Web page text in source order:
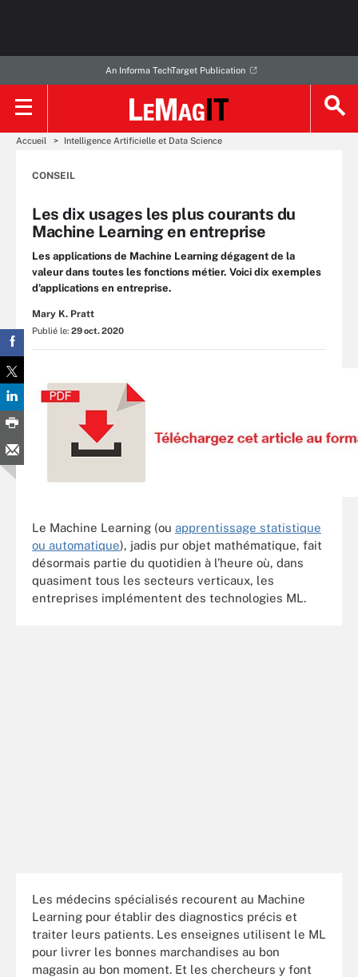
An Informa TechTarget Publication
Accueil Intelligence Artificielle et Data Science
CONSEIL
Les dix usages les plus courants du
Machine Learning en entreprise
Les applications de Machine Learning dégagent de la
valeur dans toutes les fonctions métier. Voici dix exemples
d’applications en entreprise.
Mary K. Pratt
Publié le: 29 oct. 2020
Le Machine Learning (ou apprentissage statistique
ou automatique), jadis pur objet mathématique, fait
désormais partie du quotidien à l’heure où, dans
quasiment tous les secteurs verticaux, les
entreprises implémentent des technologies ML.
Les médecins spécialisés recourent au Machine
Learning pour établir des diagnostics précis et
traiter leurs patients. Les enseignes utilisent le ML
pour livrer les bonnes marchandises au bon
magasin au bon moment. Et les chercheurs y font